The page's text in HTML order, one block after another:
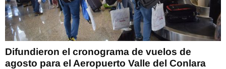
Difundieron el cronograma de vuelos de
agosto para el Aeropuerto Valle del Conlara